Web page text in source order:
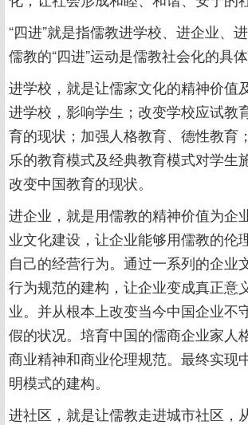
“四进”就是指儒教进学校、进企业、
儒教的“四进”运动是儒教社会化的具体
进学校，就是让儒家文化的精神价值
进学校，影响学生；改变学校应试教
育的现状；加强人格教育、德性教育
乐的教育模式及经典教育模式对学生
改变中国教育的现状。
进企业，就是用儒教的精神价值为企
业文化建设，让企业能够用儒教的伦
自己的经营行为。通过一系列的企业
行为规范的建构，让企业变成真正意
业。并从根本上改变当今中国企业不
假的状况。培育中国的儒商企业家人
商业精神和商业伦理规范。最终实现
明模式的建构。
进社区，就是让儒教走进城市社区，